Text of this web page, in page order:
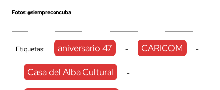
Fotos: @siempreconcuba
Etiquetas: aniversario 47 - CARICOM -
Casa del Alba Cultural -